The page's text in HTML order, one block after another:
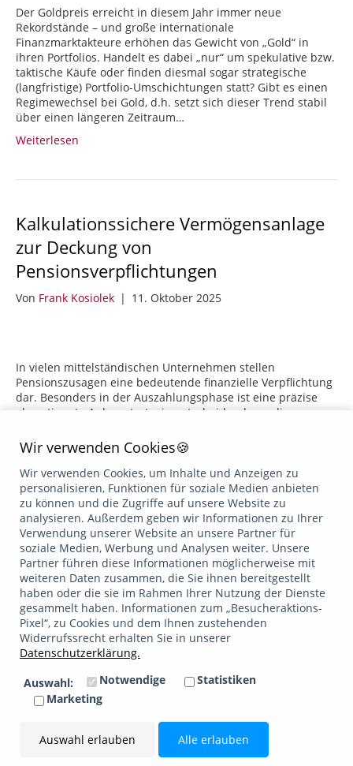
Der Goldpreis erreicht in diesem Jahr immer neue
Rekordstände – und große internationale
Finanzmarktakteure erhöhen das Gewicht von „Gold“ in
ihren Portfolios. Handelt es dabei „nur“ um spekulative bzw.
taktische Käufe oder finden diesmal sogar strategische
(langfristige) Portfolio-Umschichtungen statt? Gibt es einen
Regimewechsel bei Gold, d.h. setzt sich dieser Trend stabil
über einen längeren Zeitraum…
Weiterlesen
Kalkulationssichere Vermögensanlage
zur Deckung von
Pensionsverpflichtungen
Von Frank Kosiolek | 11. Oktober 2025
In vielen mittelständischen Unternehmen stellen
Pensionszusagen eine bedeutende finanzielle Verpflichtung
dar. Besonders in der Auszahlungsphase ist eine präzise
abgestimmte Anlagestrategie entscheidend, um die
zu erfüllen. Die Herausforderung: Langfristige Planung bei
hoher Sicherheit Die Auszahlung von Pensionszusagen
erstreckt sich häufig über mehrere Jahrzehnte.
Unternehmen stehen dabei vor der Aufgabe, die Liquidität…
Weiterlesen
Ältere Artikel »
Datenschutzerklärung/Impressum
Verband unabhängiger Vermögensverwalter Deutschland
Wir verwenden Cookies🍪
Wir verwenden Cookies, um Inhalte und Anzeigen zu
personalisieren, Funktionen für soziale Medien anbieten
zu können und die Zugriffe auf unsere Website zu
analysieren. Außerdem geben wir Informationen zu Ihrer
Verwendung unserer Website an unsere Partner für
soziale Medien, Werbung und Analysen weiter. Unsere
Partner führen diese Informationen möglicherweise mit
weiteren Daten zusammen, die Sie ihnen bereitgestellt
haben oder die sie im Rahmen Ihrer Nutzung der Dienste
gesammelt haben. Informationen zum „Besucheraktions-
Pixel“, zu Cookies und dem Ihnen zustehenden
Widerrufssrecht erhalten Sie in unserer
Datenschutzerklärung.
Auswahl:
Notwendige
Statistiken
Marketing
Auswahl erlauben Alle erlauben